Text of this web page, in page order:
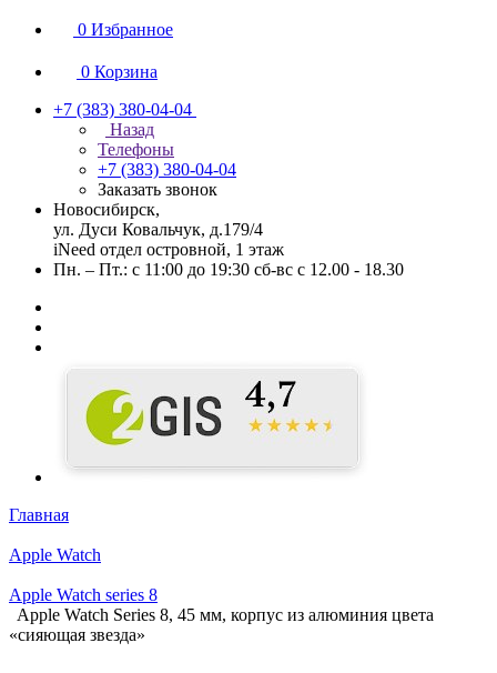
0 Избранное
0 Корзина
+7 (383) 380-04-04
Назад
Телефоны
+7 (383) 380-04-04
Заказать звонок
Новосибирск,
ул. Дуси Ковальчук, д.179/4
iNeed отдел островной, 1 этаж
Пн. – Пт.: с 11:00 до 19:30 сб-вс с 12.00 - 18.30
Главная
Apple Watch
Apple Watch series 8
Apple Watch Series 8, 45 мм, корпус из алюминия цвета
«сияющая звезда»